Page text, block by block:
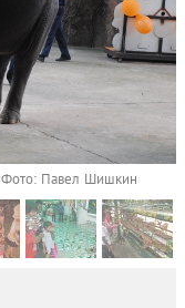
Фото: Павел Шишкин